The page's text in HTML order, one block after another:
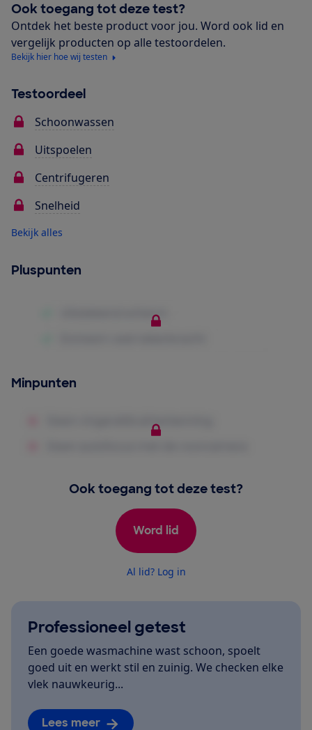
Ook toegang tot deze test?
Ontdek het beste product voor jou. Word ook lid en
vergelijk producten op alle testoordelen.
Bekijk hier hoe wij testen
Testoordeel
Schoonwassen
Uitspoelen
Centrifugeren
Snelheid
Bekijk alles
Pluspunten
Minpunten
Ook toegang tot deze test?
Word lid
Al lid? Log in
Professioneel getest
Een goede wasmachine wast schoon, spoelt
goed uit en werkt stil en zuinig. We checken elke
vlek nauwkeurig...
Lees meer